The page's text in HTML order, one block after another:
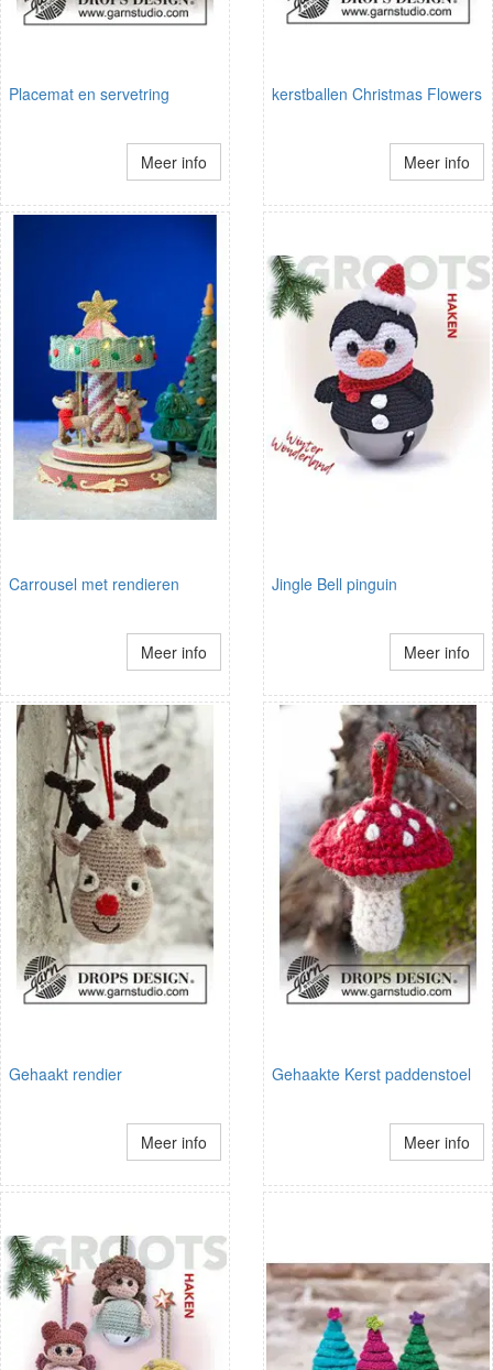
Placemat en servetring
Meer info
kerstballen Christmas Flowers
Meer info
Carrousel met rendieren
Meer info
Jingle Bell pinguin
Meer info
Gehaakt rendier
Meer info
Gehaakte Kerst paddenstoel
Meer info